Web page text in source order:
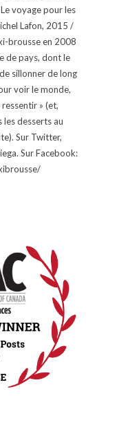
voyage pour les
Lafon, 2015 /
brousse en 2008
de pays, dont le
sillonner de long
voir le monde,
ressentir » (et,
les desserts au
Sur Twitter,
Sur Facebook: